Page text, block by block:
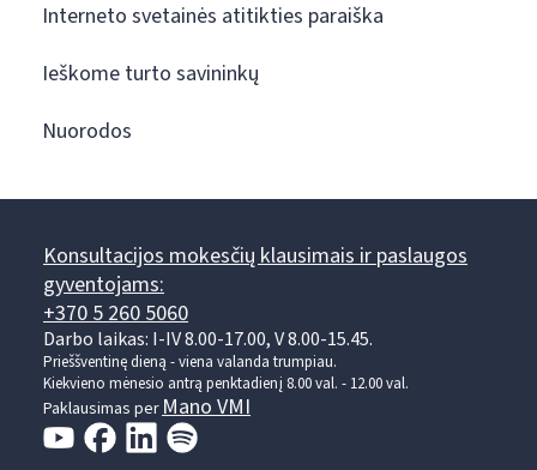
Interneto svetainės atitikties paraiška
Ieškome turto savininkų
Nuorodos
Konsultacijos mokesčių klausimais ir paslaugos
gyventojams:
+370 5 260 5060
Darbo laikas: I-IV 8.00-17.00, V 8.00-15.45.
Prieššventinę dieną - viena valanda trumpiau.
Kiekvieno mėnesio antrą penktadienį 8.00 val. - 12.00 val.
Paklausimas perMano VMI